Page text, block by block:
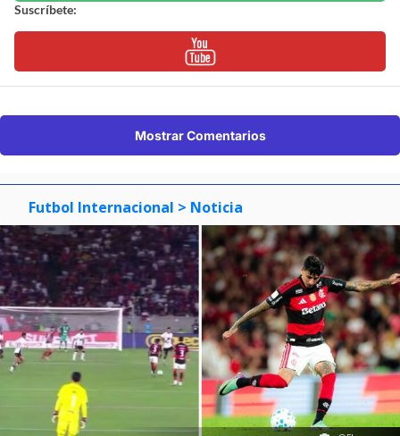
Suscríbete:
Mostrar Comentarios
Futbol Internacional > Noticia